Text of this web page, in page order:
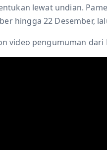
lewat undian.
hingga 22 Desember,
video pengumuman dari